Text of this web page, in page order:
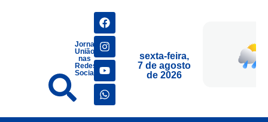
Jornais
União
nas
Redes
Sociais
sexta-feira,
7 de agosto
de 2026